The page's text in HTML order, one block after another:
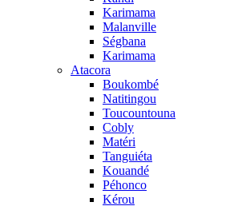
Karimama
Malanville
Ségbana
Karimama
Atacora
Boukombé
Natitingou
Toucountouna
Cobly
Matéri
Tanguiéta
Kouandé
Péhonco
Kérou